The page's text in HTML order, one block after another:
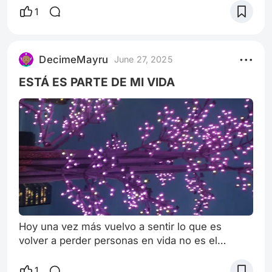
encuentra en las calles con otros huérfanos
encontrados por la policía. Mientras corrían,
Jesse y Perry (Michael Bacall) trataron de
esconderse en un acuario. Cuando pensaron
1
DecimeMayru June 27, 2025
ESTÁ ES PARTE DE MI VIDA
Hoy una vez más vuelvo a sentir lo que es
volver a perder personas en vida no es el
alma de tu ser como tirarse al vacío una vez